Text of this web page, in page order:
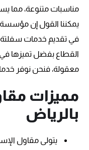
مناسبات متنوعة، مما
يمكننا القول إن مؤسسة
في تقديم خدمات سفلتة
القطاع بفضل تميزها
معقولة، فنحن نوفر
مميزات
بالرياض
يتولى مقاول